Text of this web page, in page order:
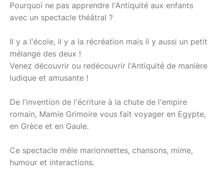
Pourquoi ne pas apprendre l'Antiquité aux enfants
avec un spectacle théâtral ?
Il y a l'école, il y a la récréation mais il y aussi un petit
mélange des deux !
Venez découvrir ou redécouvrir l'Antiquité de manière
ludique et amusante !
De l'invention de l'écriture à la chute de l'empire
romain, Mamie Grimoire vous fait voyager en Egypte,
en Grèce et en Gaule.
Ce spectacle mêle marionnettes, chansons, mime,
humour et interactions.